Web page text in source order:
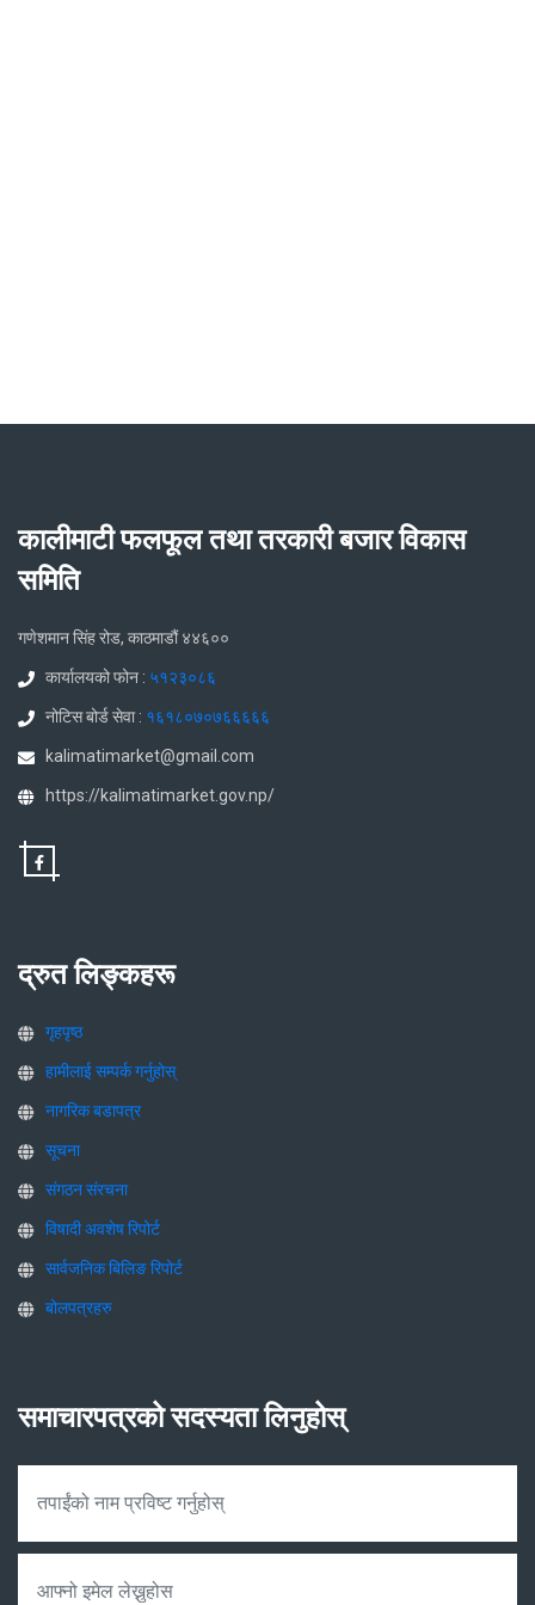
कालीमाटी फलफूल तथा तरकारी बजार विकास
समिति
गणेशमान सिंह रोड, काठमाडौं ४४६००
कार्यालयको फोन : ५१२३०८६
नोटिस बोर्ड सेवा : १६१८०७०७६६६६६
kalimatimarket@gmail.com
https://kalimatimarket.gov.np/
द्रुत लिङ्कहरू
गृहपृष्ठ
हामीलाई सम्पर्क गर्नुहोस्
नागरिक बडापत्र
सूचना
संगठन संरचना
विषादी अवशेष रिपोर्ट
सार्वजनिक बिलिङ रिपोर्ट
बोलपत्रहरु
समाचारपत्रको सदस्यता लिनुहोस्